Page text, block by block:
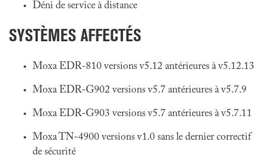
Déni de service à distance
SYSTÈMES AFFECTÉS
Moxa EDR-810 versions v5.12 antérieures à v5.12.13
Moxa EDR-G902 versions v5.7 antérieures à v5.7.9
Moxa EDR-G903 versions v5.7 antérieures à v5.7.11
Moxa TN-4900 versions v1.0 sans le dernier correctif
de sécurité